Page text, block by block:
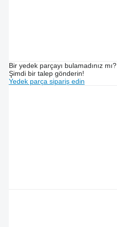
Bir yedek parçayı bulamadınız mı?
Şimdi bir talep gönderin!
Yedek parça sipariş edin